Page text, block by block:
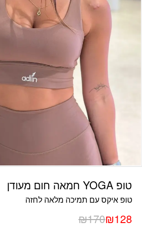
טופ YOGA חמאה חום מעודן
טופ איקס עם תמיכה מלאה לחזה
₪170₪128